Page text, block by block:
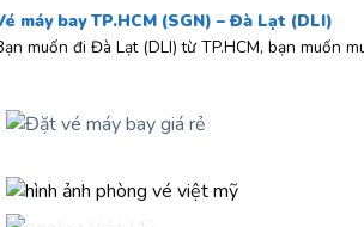
máy bay TP.HCM (SGN) – Đà Lạt (DLI)
muốn đi Đà Lạt (DLI) từ TP.HCM, bạn muốn